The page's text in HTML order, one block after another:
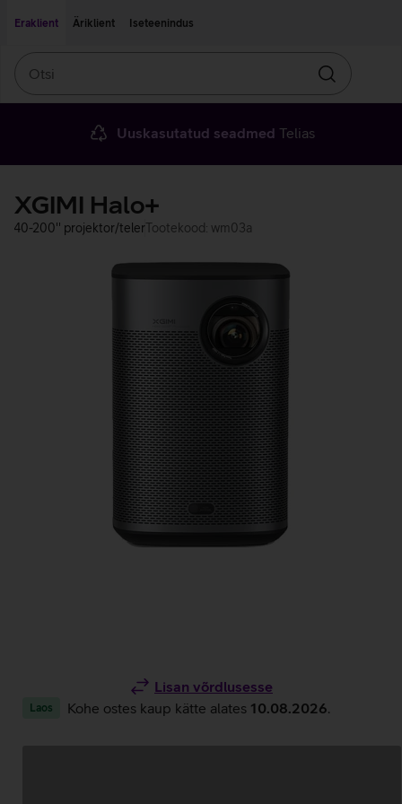
Eraklient
Äriklient Iseteenindus
Otsin
Uuskasutatud seadmed Telias
XGIMI Halo+
40-200'' projektor/telerTootekood: wm03a
Lisan võrdlusesse
Laos Kohe ostes kaup kätte alates 10.08.2026